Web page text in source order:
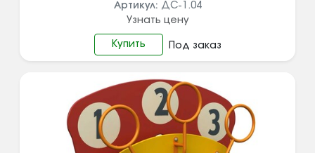
Артикул: ДС-1.04
Узнать цену
Купить Под заказ